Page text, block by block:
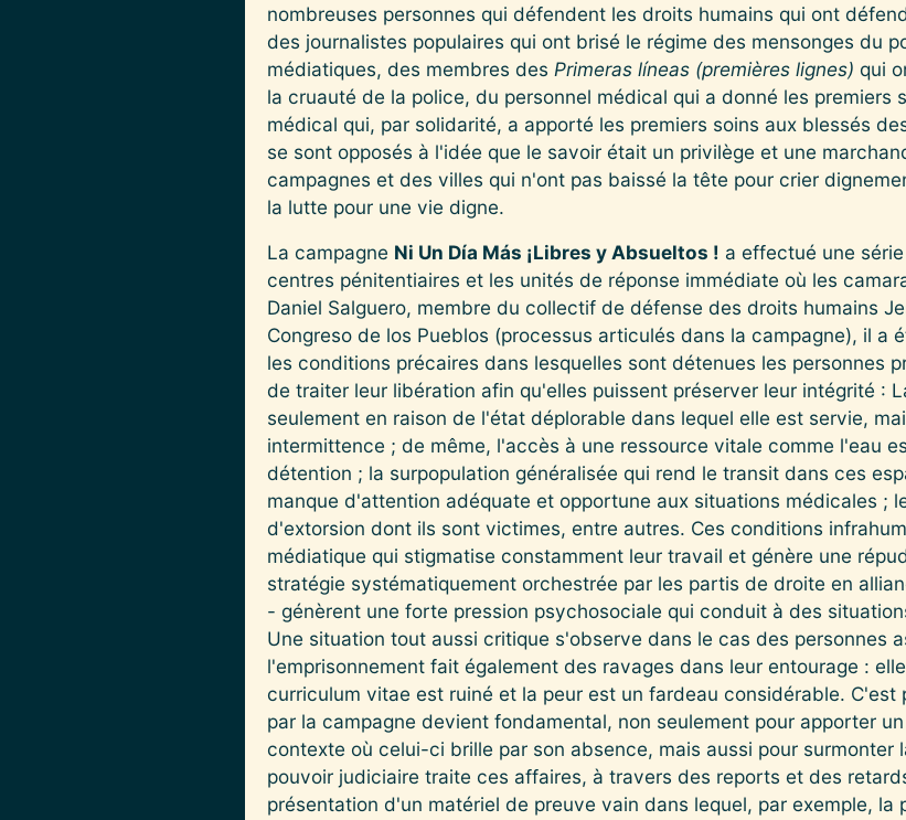
nombreuses personnes qui défendent les droits humains qui ont
des journalistes populaires qui ont brisé le régime des mensonges du
médiatiques, des membres des Primeras líneas (premières lignes) qui
la cruauté de la police, du personnel médical qui a donné les premiers
médical qui, par solidarité, a apporté les premiers soins aux blessés
se sont opposés à l'idée que le savoir était un privilège et une
campagnes et des villes qui n'ont pas baissé la tête pour crier
la lutte pour une vie digne.
La campagne Ni Un Día Más ¡Libres y Absueltos ! a effectué une
centres pénitentiaires et les unités de réponse immédiate où les
Daniel Salguero, membre du collectif de défense des droits humains
Congreso de los Pueblos (processus articulés dans la campagne), il a
les conditions précaires dans lesquelles sont détenues les personnes
de traiter leur libération afin qu'elles puissent préserver leur intégrité :
seulement en raison de l'état déplorable dans lequel elle est servie,
intermittence ; de même, l'accès à une ressource vitale comme l'eau
détention ; la surpopulation généralisée qui rend le transit dans ces
manque d'attention adéquate et opportune aux situations médicales ;
d'extorsion dont ils sont victimes, entre autres. Ces conditions
médiatique qui stigmatise constamment leur travail et génère une
stratégie systématiquement orchestrée par les partis de droite en
- génèrent une forte pression psychosociale qui conduit à des
Une situation tout aussi critique s'observe dans le cas des personnes
l'emprisonnement fait également des ravages dans leur entourage :
curriculum vitae est ruiné et la peur est un fardeau considérable. C'est
par la campagne devient fondamental, non seulement pour apporter
contexte où celui-ci brille par son absence, mais aussi pour surmonter
pouvoir judiciaire traite ces affaires, à travers des reports et des
présentation d'un matériel de preuve vain dans lequel, par exemple,